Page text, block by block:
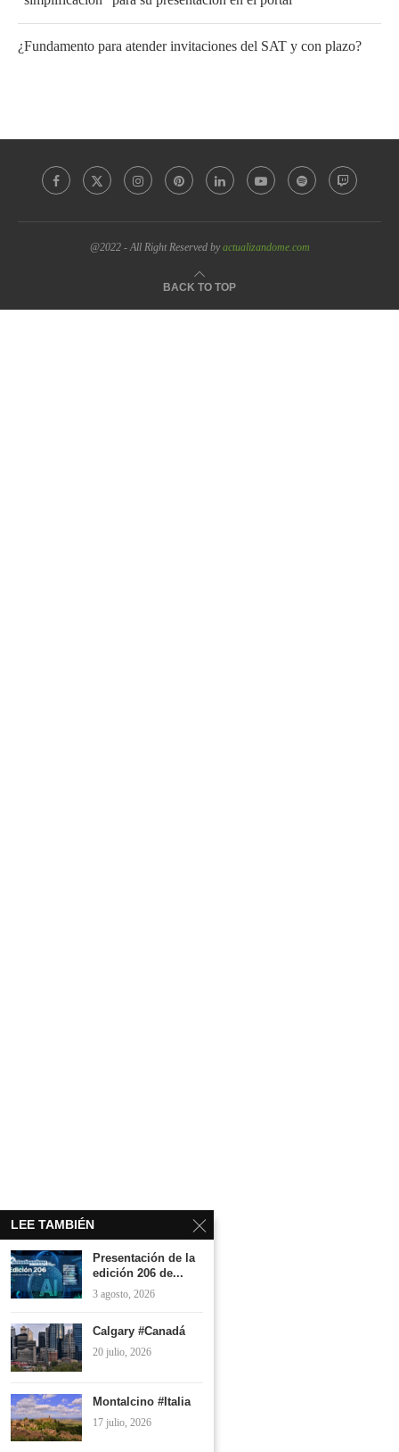
¿Fundamento para atender invitaciones del SAT y con plazo?
@2022 - All Right Reserved byactualizandome.com
BACK TO TOP
LEE TAMBIÉN
Presentación de la
edición 206 de...
3 agosto, 2026
Calgary #Canadá
20 julio, 2026
Montalcino #Italia
17 julio, 2026